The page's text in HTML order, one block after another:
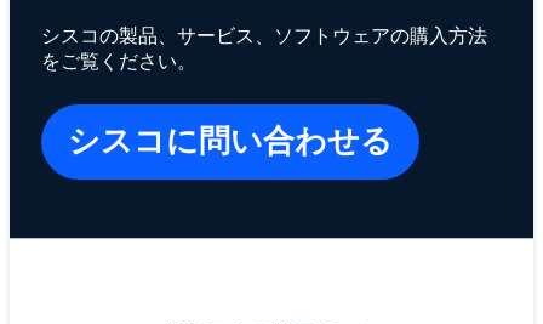
シスコの製品、サービス、ソフトウェアの購入方法
をご覧ください。
シスコに問い合わせる